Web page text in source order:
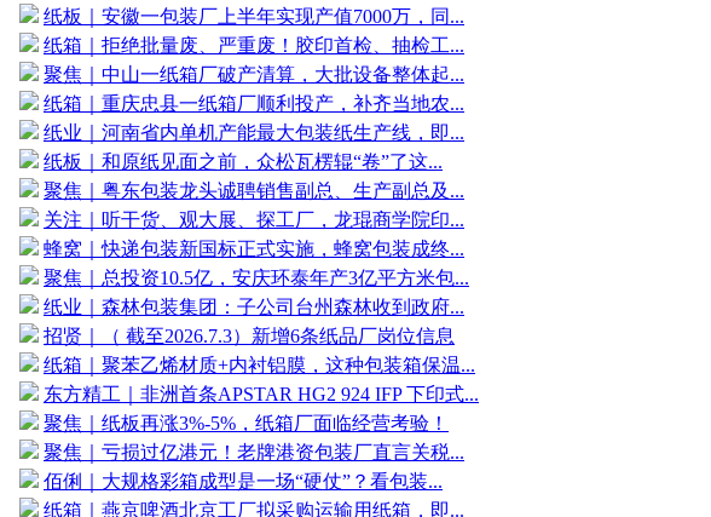
纸板｜安徽一包装厂上半年实现产值7000万，同...
纸箱｜拒绝批量废、严重废！胶印首检、抽检工...
聚焦｜中山一纸箱厂破产清算，大批设备整体起...
纸箱｜重庆忠县一纸箱厂顺利投产，补齐当地农...
纸业｜河南省内单机产能最大包装纸生产线，即...
纸板｜和原纸见面之前，众松瓦楞辊“卷”了这...
聚焦｜粤东包装龙头诚聘销售副总、生产副总及...
关注｜听干货、观大展、探工厂，龙琨商学院印...
蜂窝｜快递包装新国标正式实施，蜂窝包装成终...
聚焦｜总投资10.5亿，安庆环泰年产3亿平方米包...
纸业｜森林包装集团：子公司台州森林收到政府...
招贤｜（ 截至2026.7.3）新增6条纸品厂岗位信息
纸箱｜聚苯乙烯材质+内衬铝膜，这种包装箱保温...
东方精工｜非洲首条APSTAR HG2 924 IFP 下印式...
聚焦｜纸板再涨3%-5%，纸箱厂面临经营考验！
聚焦｜亏损过亿港元！老牌港资包装厂直言关税...
佰俐｜大规格彩箱成型是一场“硬仗”？看包装...
纸箱｜燕京啤酒北京工厂拟采购运输用纸箱，即...